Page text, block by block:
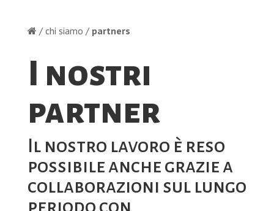
/ chi siamo / partners
I nostri
partner
Il nostro lavoro è reso
possibile anche grazie a
collaborazioni sul lungo